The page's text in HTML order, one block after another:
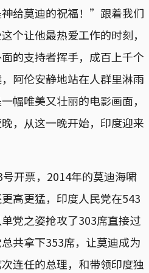
给莫迪的祝福！”跟着我们
个让他最热爱工作的时刻，
的支持者挥手，成百上千个
阿伦安静地站在人群里淋雨
幅唯美又壮丽的电影画面，
，从这一晚开始，印度迎来
开票，2014年的莫迪海啸
高更猛，印度人民党在543
党之姿抢攻了303席直接过
共拿下353席，让莫迪成为
连任的总理，和带领印度独